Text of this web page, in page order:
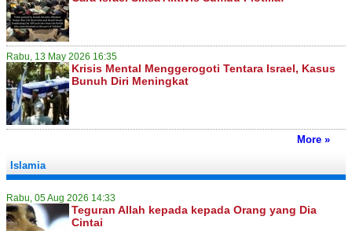
Rabu, 13 May 2026 16:35
Krisis Mental Menggerogoti Tentara Israel, Kasus
Bunuh Diri Meningkat
More »
Islamia
Rabu, 05 Aug 2026 14:33
Teguran Allah kepada kepada Orang yang Dia
Cintai